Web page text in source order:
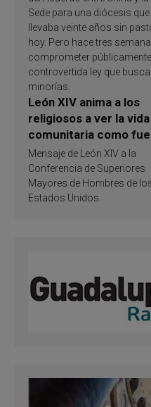
Sede para una diócesis que
llevaba veinte años sin
hoy. Pero hace tres
comprometer
controvertida ley que
minorías.
León XIV anima a los
religiosos a ver la vida
comunitaria como
de inspiración y
santificación
Mensaje de León XIV a la
Conferencia de Superiores
Mayores de Hombres de
Estados Unidos